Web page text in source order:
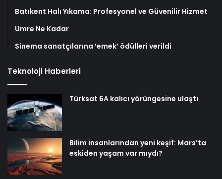
Batıkent Halı Yıkama: Profesyonel ve Güvenilir Hizmet
Umre Ne Kadar
Sinema sanatçılarına ’emek’ ödülleri verildi
Teknoloji Haberleri
Türksat 6A kalıcı yörüngesine ulaştı
Bilim insanlarından yeni keşif: Mars’ta
eskiden yaşam var mıydı?